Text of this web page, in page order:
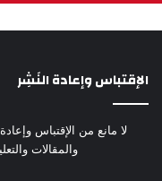
الإقتباس وإعادة النَشِر
لا مانع من الإقتباس
والمقالات